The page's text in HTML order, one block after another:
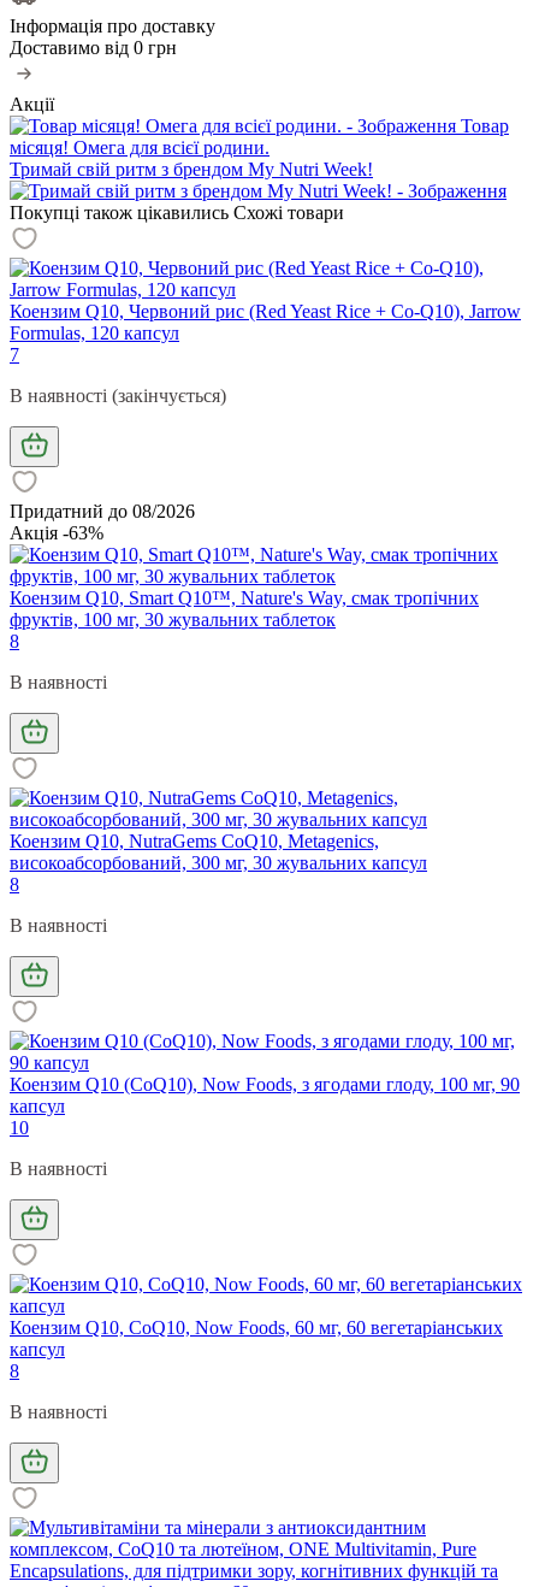
Інформація про доставку
Доставимо від 0 грн
Акції
Товар
місяця! Омега для всієї родини.
Тримай свій ритм з брендом My Nutri Week!
Покупці також цікавились Схожі товари
Коензим Q10, Червоний рис (Red Yeast Rice + Co-Q10), Jarrow
Formulas, 120 капсул
7
В наявності (закінчується)
Придатний до 08/2026
Акція -63%
Коензим Q10, Smart Q10™, Nature's Way, смак тропічних
фруктів, 100 мг, 30 жувальних таблеток
8
В наявності
Коензим Q10, NutraGems CoQ10, Metagenics,
високоабсорбований, 300 мг, 30 жувальних капсул
8
В наявності
Коензим Q10 (CoQ10), Now Foods, з ягодами глоду, 100 мг, 90
капсул
10
В наявності
Коензим Q10, CoQ10, Now Foods, 60 мг, 60 вегетаріанських
капсул
8
В наявності